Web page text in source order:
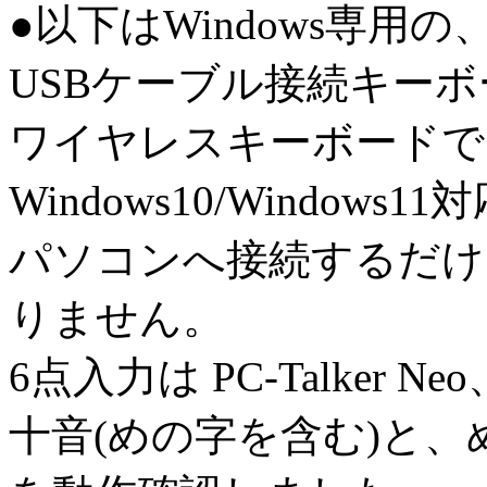
●以下はWindows専用の
USBケーブル接続キー
ワイヤレスキーボード
Windows10/Windows11
パソコンへ接続するだ
りません。
6点入力は PC-Talker
十音(めの字を含む)と